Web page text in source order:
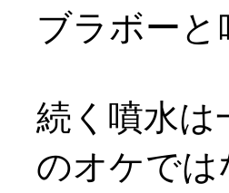
ブラボー
続く噴水は
のオケでは